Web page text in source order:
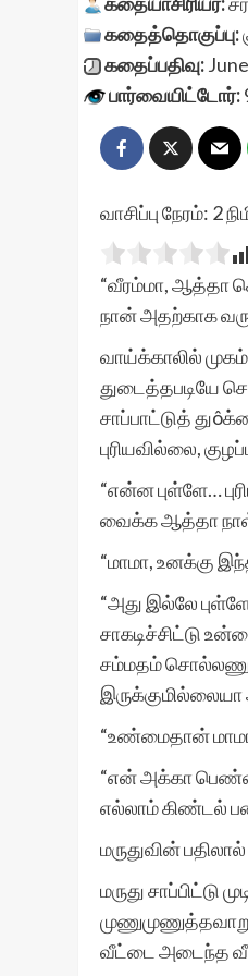
கதைத்தொகுப்பு:
கதைப்பதிவு:
பார்வையிட்டோர்:
வாசிப்பு நேரம்: 2
“வீரம்மா, ஆத்தா
நான் அதற்காக
வாய்க்காலில்
துடைத்தபடியே
சாப்பாட்டுத்
புரியவில்லை,
“என்ன புள்ளே…
வைக்க ஆத்தா
“மாமா, உனக்கு
“அது இல்லே
சாகடிச்சிட்டு
சம்மதம்
“உண்மைதான்
“என் அக்கா
எல்லாம் கிண்டல்
மருதுவின்
மருது சாப்பிட்டு
வீட்டை அடைந்த